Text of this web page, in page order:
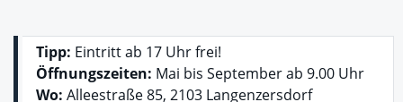
Tipp: Eintritt ab 17 Uhr frei!
Öffnungszeiten: Mai bis September ab 9.00 Uhr
Wo: Alleestraße 85, 2103 Langenzersdorf